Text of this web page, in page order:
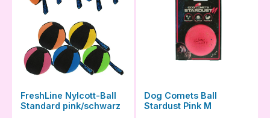
FreshLine Nylcott-Ball
Standard pink/schwarz
Dog Comets Ball
Stardust Pink M